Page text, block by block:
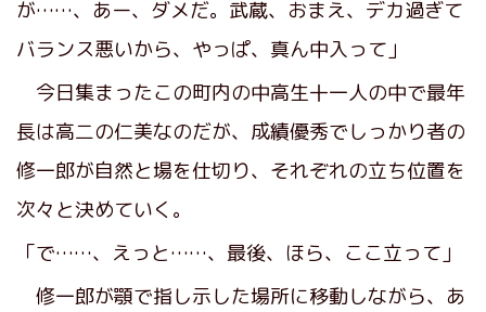
が……、あー、ダメだ。武蔵、おまえ、デカ過ぎて
バランス悪いから、やっぱ、真ん中入って」
今日集まったこの町内の中高生十一人の中で最年
長は高二の仁美なのだが、成績優秀でしっかり者の
修一郎が自然と場を仕切り、それぞれの立ち位置を
次々と決めていく。
「で……、えっと……、最後、ほら、ここ立って」
修一郎が顎で指し示した場所に移動しながら、あ